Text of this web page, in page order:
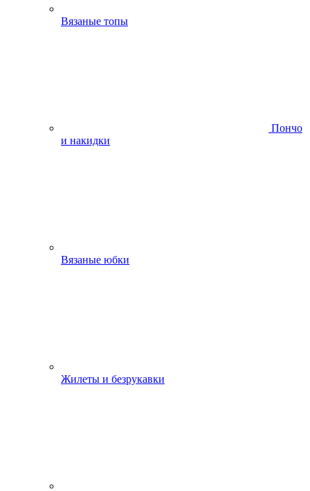
Вязаные топы
Пончо
и накидки
Вязаные юбки
Жилеты и безрукавки